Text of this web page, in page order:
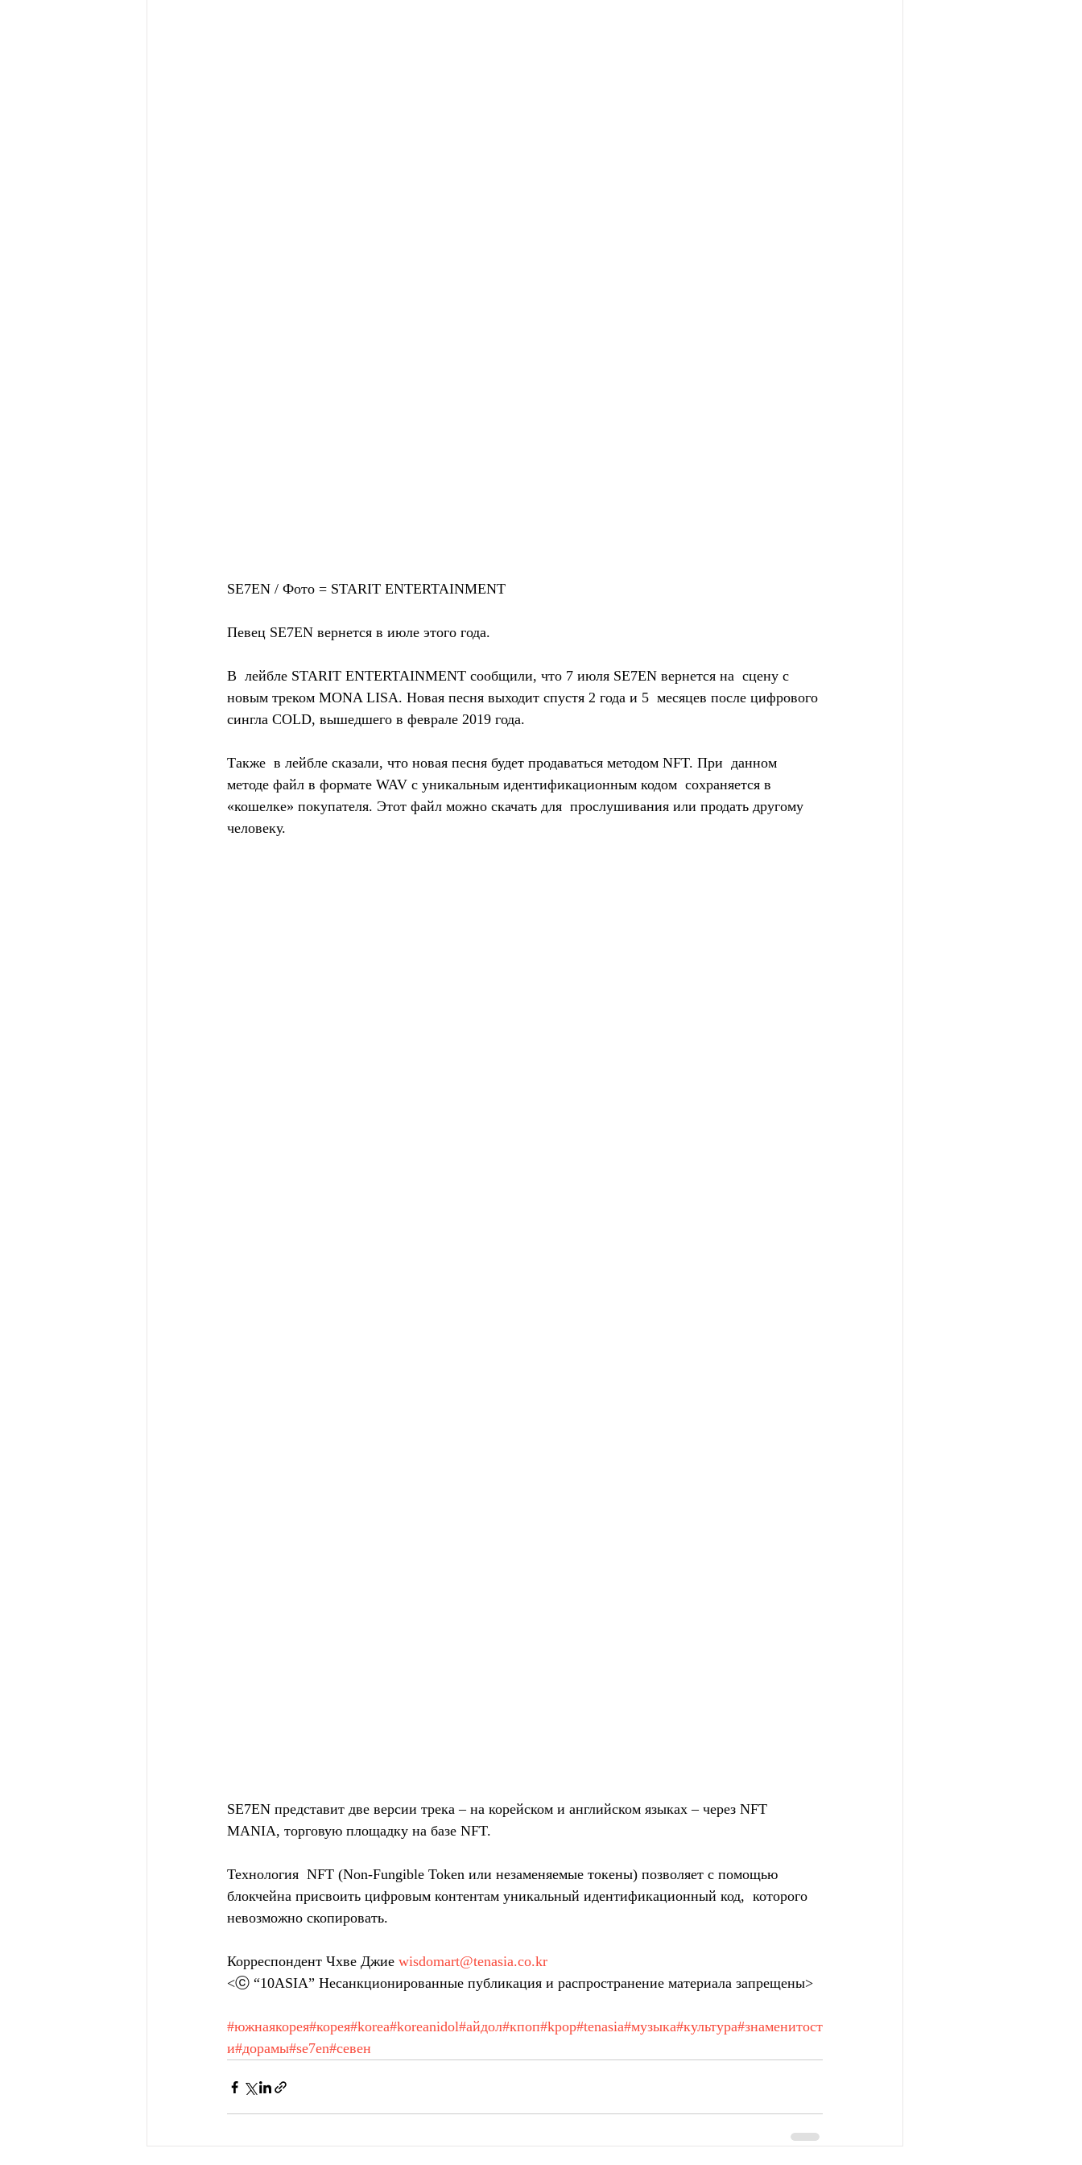
SE7EN / Фото = STARIT ENTERTAINMENT
Певец SE7EN вернется в июле этого года.
В  лейбле STARIT ENTERTAINMENT сообщили, что 7 июля SE7EN вернется на  сцену с
новым треком MONA LISA. Новая песня выходит спустя 2 года и 5  месяцев после цифрового
сингла COLD, вышедшего в феврале 2019 года.
Также  в лейбле сказали, что новая песня будет продаваться методом NFT. При  данном
методе файл в формате WAV с уникальным идентификационным кодом  сохраняется в
«кошелке» покупателя. Этот файл можно скачать для  прослушивания или продать другому
человеку.
SE7EN представит две версии трека – на корейском и английском языках – через NFT
MANIA, торговую площадку на базе NFT.
Технология  NFT (Non-Fungible Token или незаменяемые токены) позволяет с помощью
блокчейна присвоить цифровым контентам уникальный идентификационный код,  которого
невозможно скопировать.
Корреспондент Чхве Джие wisdomart@tenasia.co.kr
<ⓒ “10ASIA” Несанкционированные публикация и распространение материала запрещены>
#южнаякорея#корея#korea#koreanidol#айдол#кпоп#kpop#tenasia#музыка#культура#знаменитост
и#дорамы#se7en#севен